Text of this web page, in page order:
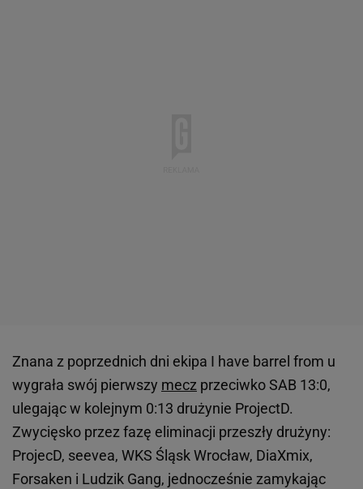
Znana z poprzednich dni ekipa I have barrel from u
wygrała swój pierwszy mecz przeciwko SAB 13:0,
ulegając w kolejnym 0:13 drużynie ProjectD.
Zwycięsko przez fazę eliminacji przeszły drużyny:
ProjecD, seevea, WKS Śląsk Wrocław, DiaXmix,
Forsaken i Ludzik Gang, jednocześnie zamykając